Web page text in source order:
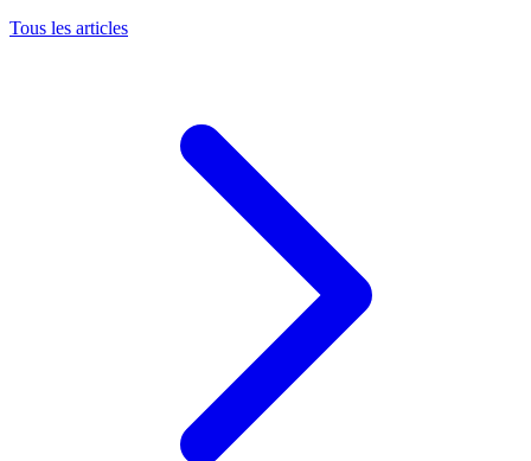
Tous les articles